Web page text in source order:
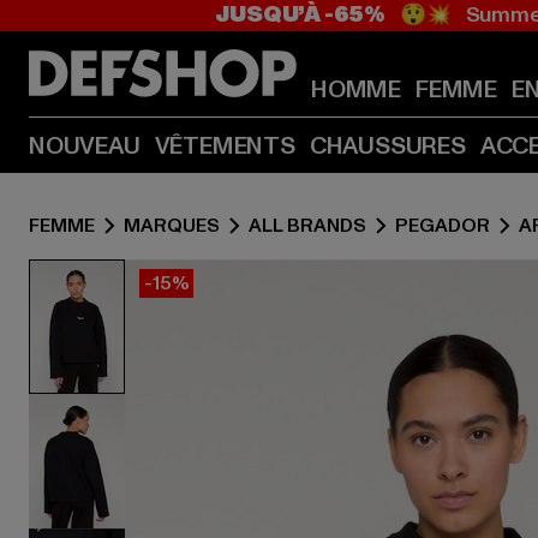
JUSQU’À -65% 😲💥
HOMME FEMME
NOUVEAU VÊTEMENTS CHAUSSURES
FEMME MARQUES ALL BRANDS PEGADOR
-15%